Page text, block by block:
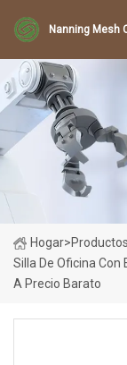
Nanning Mesh
Hogar>Productos
Silla De Oficina Con
A Precio Barato